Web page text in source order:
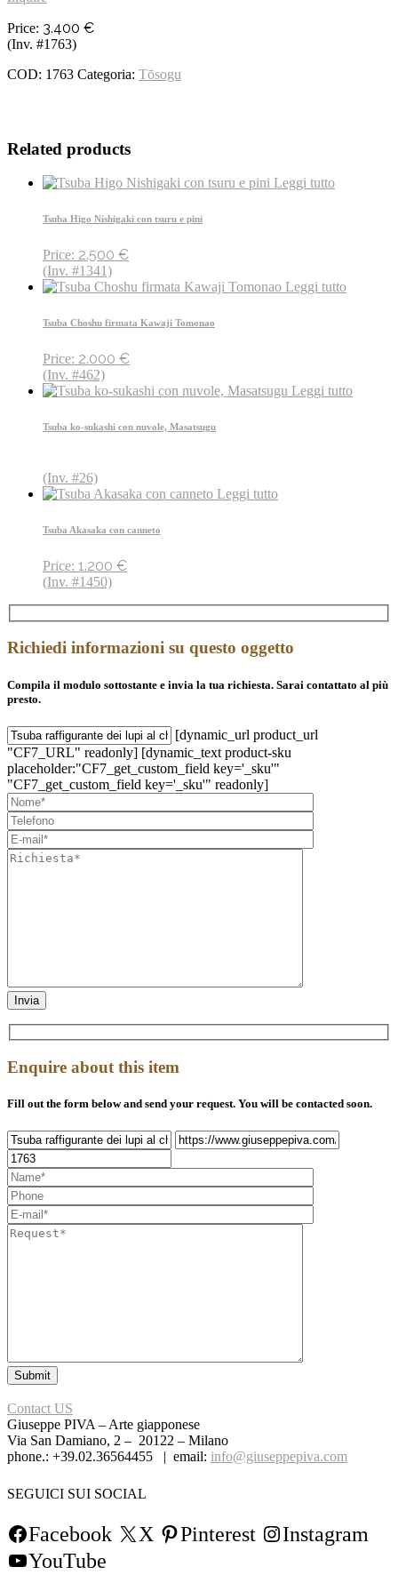
Price: 3.400 €
(Inv. #1763)
COD: 1763 Categoria: Tōsogu
Related products
Leggi tutto
Tsuba Higo Nishigaki con tsuru e pini
Price: 2.500 €
(Inv. #1341)
Leggi tutto
Tsuba Choshu firmata Kawaji Tomonao
Price: 2.000 €
(Inv. #462)
Leggi tutto
Tsuba ko-sukashi con nuvole, Masatsugu
(Inv. #26)
Leggi tutto
Tsuba Akasaka con canneto
Price: 1.200 €
(Inv. #1450)
Richiedi informazioni su questo oggetto
Compila il modulo sottostante e invia la tua richiesta. Sarai contattato al più
presto.
[dynamic_url product_url
"CF7_URL" readonly] [dynamic_text product-sku
placeholder:"CF7_get_custom_field key='_sku'"
"CF7_get_custom_field key='_sku'" readonly]
Enquire about this item
Fill out the form below and send your request. You will be contacted soon.
Contact US
Giuseppe PIVA – Arte giapponese
Via San Damiano, 2 – 20122 – Milano
phone.: +39.02.36564455 | email: info@giuseppepiva.com
SEGUICI SUI SOCIAL
Facebook X Pinterest
Instagram
YouTube